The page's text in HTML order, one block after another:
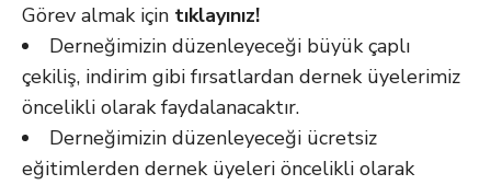
Görev almak için tıklayınız!
Derneğimizin düzenleyeceği büyük çaplı
çekiliş, indirim gibi fırsatlardan dernek üyelerimiz
öncelikli olarak faydalanacaktır.
Derneğimizin düzenleyeceği ücretsiz
eğitimlerden dernek üyeleri öncelikli olarak